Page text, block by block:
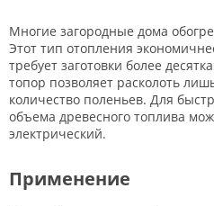
Многие загородные дома
Этот тип отопления
требует заготовки более
топор позволяет расколоть
количество поленьев. Для
объема древесного топлива
электрический.
Применение